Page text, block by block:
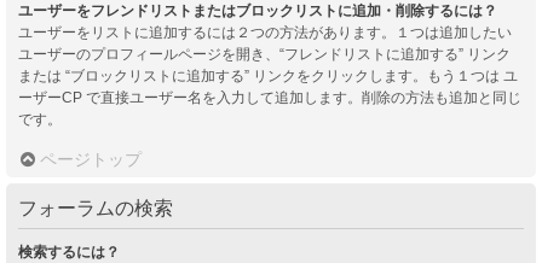
ユーザーをフレンドリストまたはブロックリストに追加・削除するには？
ユーザーをリストに追加するには２つの方法があります。１つは追加したい
ユーザーのプロフィールページを開き、“フレンドリストに追加する” リンク
または “ブロックリストに追加する” リンクをクリックします。もう１つは ユ
ーザーCP で直接ユーザー名を入力して追加します。削除の方法も追加と同じ
です。
ページトップ
フォーラムの検索
検索するには？